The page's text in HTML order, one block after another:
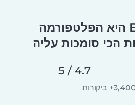
Babysits היא הפלטפורמה
הכי סומכות עליה
4.7 / 5
3,400+ ביקורות